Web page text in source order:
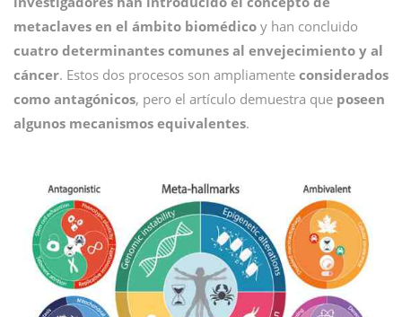
metaclaves en el ámbito biomédico y han concluido
cuatro determinantes comunes al envejecimiento y al
cáncer. Estos dos procesos son ampliamente considerados
como antagónicos, pero el artículo demuestra que poseen
algunos mecanismos equivalentes.